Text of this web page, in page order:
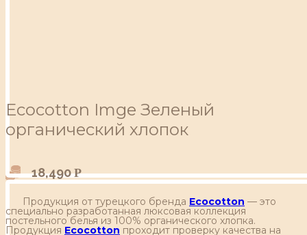
Ecocotton Imge Зеленый
органический хлопок
18,490Р
Продукция от турецкого бренда Ecocotton — это
специально разработанная люксовая коллекция
постельного белья из 100% органического хлопка.
Продукция Ecocotton проходит проверку качества на